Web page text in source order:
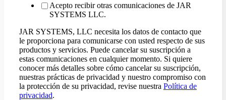
Acepto recibir otras comunicaciones de JAR
SYSTEMS LLC.
JAR SYSTEMS, LLC necesita los datos de contacto que
le proporciona para comunicarse con usted respecto de sus
productos y servicios. Puede cancelar su suscripción a
estas comunicaciones en cualquier momento. Si quiere
conocer más detalles sobre cómo cancelar su suscripción,
nuestras prácticas de privacidad y nuestro compromiso con
la protección de su privacidad, revise nuestra Política de
privacidad.